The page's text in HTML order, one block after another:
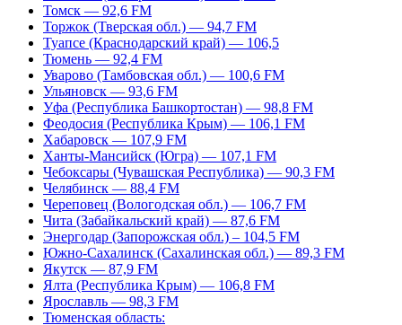
Томск — 92,6 FM
Торжок (Тверская обл.) — 94,7 FM
Туапсе (Краснодарский край) — 106,5
Тюмень — 92,4 FM
Уварово (Тамбовская обл.) — 100,6 FM
Ульяновск — 93,6 FM
Уфа (Республика Башкортостан) — 98,8 FM
Феодосия (Республика Крым) — 106,1 FM
Хабаровск — 107,9 FM
Ханты-Мансийск (Югра) — 107,1 FM
Чебоксары (Чувашская Республика) — 90,3 FM
Челябинск — 88,4 FM
Череповец (Вологодская обл.) — 106,7 FM
Чита (Забайкальский край) — 87,6 FM
Энергодар (Запорожская обл.) – 104,5 FM
Южно-Сахалинск (Сахалинская обл.) — 89,3 FM
Якутск — 87,9 FM
Ялта (Республика Крым) — 106,8 FM
Ярославль — 98,3 FM
Тюменская область: